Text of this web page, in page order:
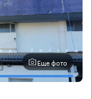
Еще фото